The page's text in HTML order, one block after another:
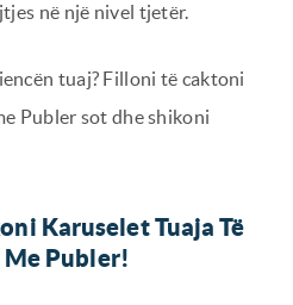
në një nivel tjetër.
tuaj? Filloni të caktoni
Publer sot dhe shikoni
Karuselet Tuaja Të
Publer!